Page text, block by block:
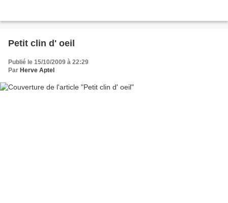
Petit clin d' oeil
Publié le 15/10/2009 à 22:29
Par Herve Aptel